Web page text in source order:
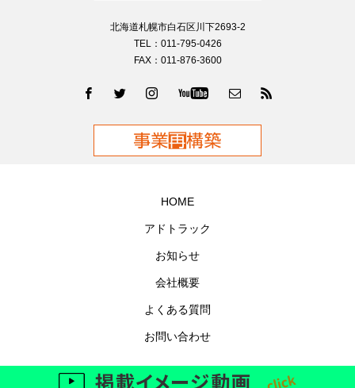
北海道札幌市白石区川下2693-2
TEL：011-795-0426
FAX：011-876-3600
HOME
アドトラック
お知らせ
会社概要
よくある質問
お問い合わせ